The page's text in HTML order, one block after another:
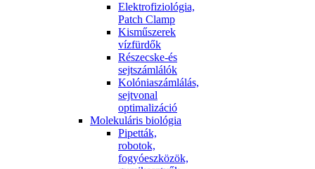
Elektrofiziológia,
Patch Clamp
Kisműszerek
vízfürdők
Részecske-és
sejtszámlálók
Kolóniaszámlálás,
sejtvonal
optimalizáció
Molekuláris biológia
Pipetták,
robotok,
fogyóeszközök,